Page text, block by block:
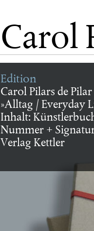
verlag
buch
Carol
Edition
Carol Pilars de Pilar
»Alltag / Everyday
Inhalt:
Nummer +
Verlag Kettler